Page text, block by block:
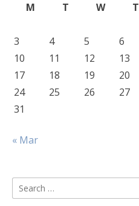
M
T W T
3
4 5 6
10
11 12 13
17
18 19 20
24
25 26 27
31
« Mar
Search
for: